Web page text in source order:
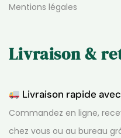
Mentions légales
Livraison &
Livraison rapide
Commandez en ligne,
chez vous ou au bureau